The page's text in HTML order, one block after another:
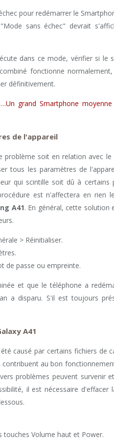
pour redémarrer le
sans échec" devrait
dans ce mode, vérifier si le
fonctionne
définitivement.
grand Smartphone
de l'appareil
problème soit en relation avec
tous les paramètres de
qui scintille soit dû à certains
est n'affectera en rien
A41. En général, cette solution
> Réinitialiser.
de passe ou empreinte.
et que le téléphone a
a disparu. S'il est toujours
A41
causé par certains fichiers de
au bon
problèmes peuvent survenir
il est nécessaire d'effacer
touches Volume haut et Power.